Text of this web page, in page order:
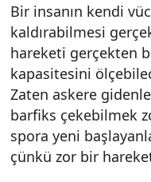
Bir insanın kendi
kaldırabilmesi
hareketi gerçekten
kapasitesini
Zaten askere
barfiks çekebilmek
spora yeni
çünkü zor bir